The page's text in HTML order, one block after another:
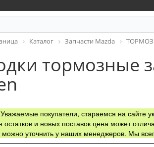
Каталог Запчасти Mazda
тормозные
покупатели, стараемся на сайте
остатков и новых поставок цена может
уточнить у наших менеджеров. Мы